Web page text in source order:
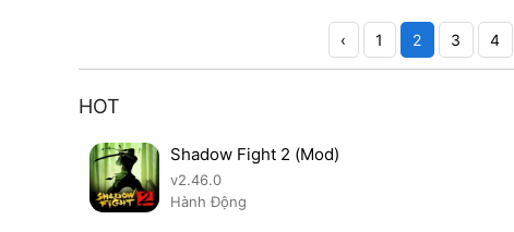
‹ 1 2 3 4
HOT
Shadow Fight 2 (Mod)
v2.46.0
Hành Động